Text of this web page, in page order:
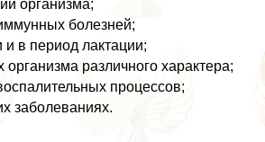
организма;
болезней;
и в период лактации;
организма различного хаpaктера;
процессов;
заболеваниях.